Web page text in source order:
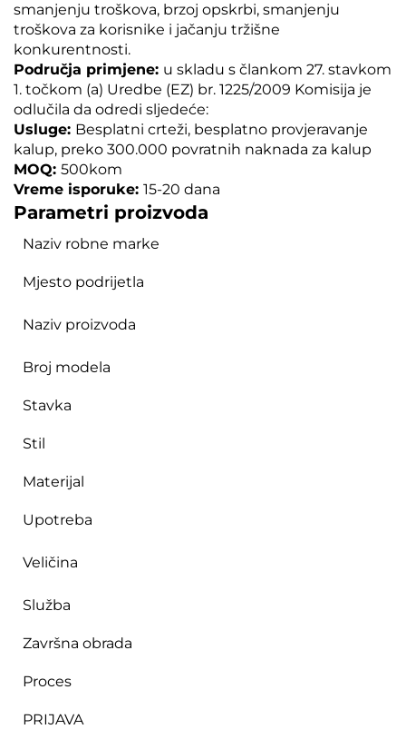
smanjenju troškova, brzoj opskrbi, smanjenju
troškova za korisnike i jačanju tržišne
konkurentnosti.
Područja primjene: u skladu s člankom 27. stavkom
1. točkom (a) Uredbe (EZ) br. 1225/2009 Komisija je
odlučila da odredi sljedeće:
Usluge: Besplatni crteži, besplatno provjeravanje
kalup, preko 300.000 povratnih naknada za kalup
MOQ: 500kom
Vreme isporuke: 15-20 dana
Parametri proizvoda
Naziv robne marke
Mjesto podrijetla
Naziv proizvoda
Broj modela
Stavka
Stil
Materijal
Upotreba
Veličina
Služba
Završna obrada
Proces
PRIJAVA